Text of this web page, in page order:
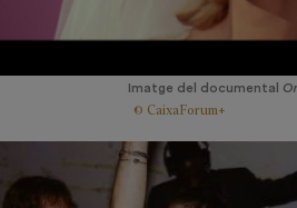
Imatge del documental
© CaixaForum+